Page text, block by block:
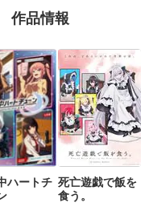
作品情報
ハートチ 死亡遊戯で飯を
食う。